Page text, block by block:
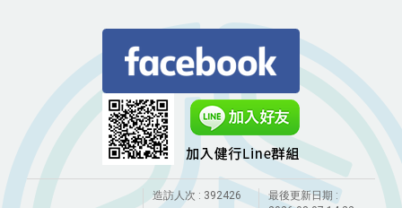
造訪人次 : 392426
最後更新日期 :